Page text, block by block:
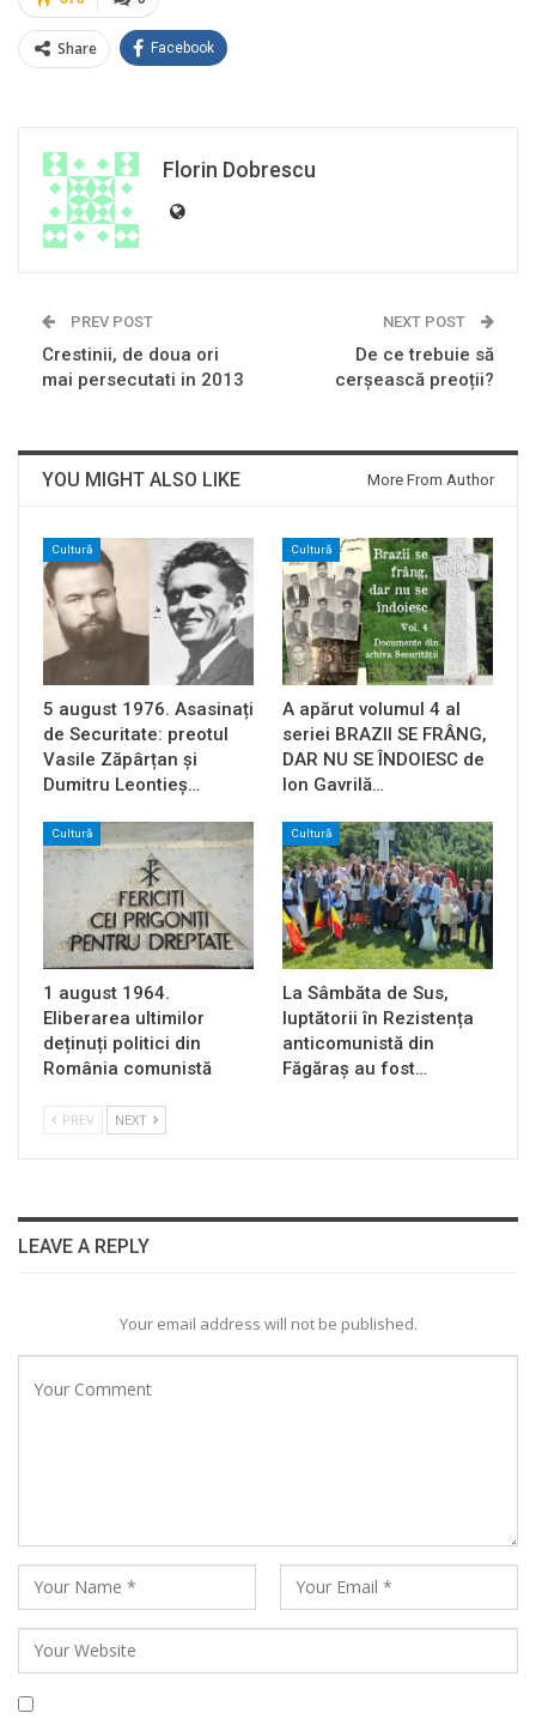
Share Facebook
Florin Dobrescu
PREV POST
Crestinii, de doua ori
mai persecutati in 2013
NEXT POST
De ce trebuie să
cerșească preoții?
YOU MIGHT ALSO LIKE More From Author
Cultură
5 august 1976. Asasinați
de Securitate: preotul
Vasile Zăpârțan și
Dumitru Leontieș…
Cultură
A apărut volumul 4 al
seriei BRAZII SE FRÂNG,
DAR NU SE ÎNDOIESC de
Ion Gavrilă…
Cultură
1 august 1964.
Eliberarea ultimilor
deținuți politici din
România comunistă
Cultură
La Sâmbăta de Sus,
luptătorii în Rezistența
anticomunistă din
Făgăraș au fost…
PREV NEXT
LEAVE A REPLY
Your email address will not be published.